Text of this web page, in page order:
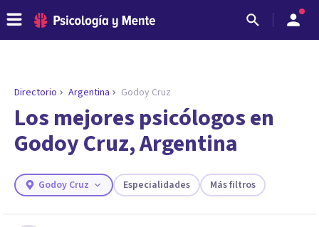
ENCONTRAR MI TERAPEUTA
¿Necesitas ayuda para encontrar el
psicólogo adecuado?
Responde a unas breves preguntas y te ofreceremos
necesidades.
Directorio Argentina Godoy Cruz
Los mejores psicólogos en
Godoy Cruz, Argentina
Godoy Cruz Especialidades Más filtros